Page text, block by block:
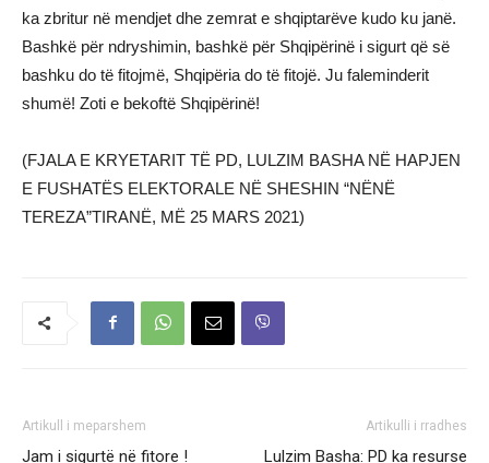
(FJALA E KRYETARIT TË PD, LULZIM BASHA NË HAPJEN
E FUSHATËS ELEKTORALE NË SHESHIN “NËNË
TEREZA”TIRANË, MË 25 MARS 2021)
Artikull i meparshem
Jam i sigurtë në fitore !
Artikulli i rradhes
Lulzim Basha: PD ka resurse